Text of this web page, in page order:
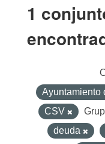
1
Ayuntamiento
CSV
deuda